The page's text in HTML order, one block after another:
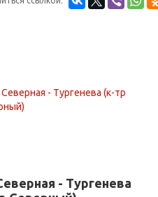
- Тургенева